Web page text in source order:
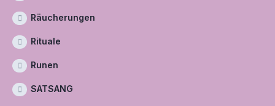
Räucherungen
Rituale
Runen
SATSANG